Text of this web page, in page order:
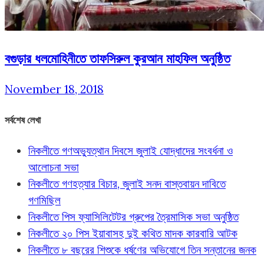
বগুড়ার ধলমোহিনীতে তাফসিরুল কুরআন মাহফিল অনুষ্ঠিত
November 18, 2018
সর্বশেষ লেখা
নিকলীতে গণঅভ্যুত্থান দিবসে জুলাই যোদ্ধাদের সংবর্ধনা ও
আলোচনা সভা
নিকলীতে গণহত্যার বিচার, জুলাই সনদ বাস্তবায়ন দাবিতে
গণমিছিল
নিকলীতে পিস ফ্যাসিলিটেটর গ্রুপের ত্রৈমাসিক সভা অনুষ্ঠিত
নিকলীতে ২০ পিস ইয়াবাসহ দুই কথিত মাদক কারবারি আটক
নিকলীতে ৮ বছরের শিশুকে ধর্ষণের অভিযোগে তিন সন্তানের জনক